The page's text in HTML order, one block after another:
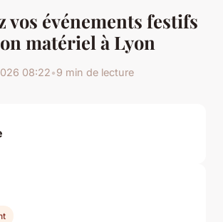
vos événements festifs
matériel à Lyon
08:22•9 min de lecture